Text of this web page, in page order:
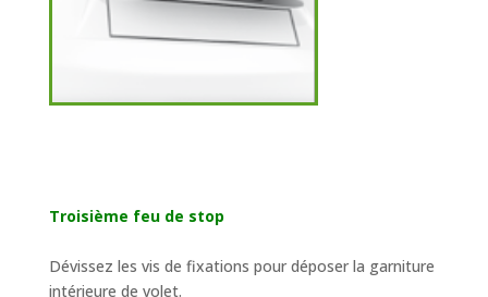
Troisième feu de stop
Dévissez les vis de fixations pour déposer la garniture
intérieure de volet.